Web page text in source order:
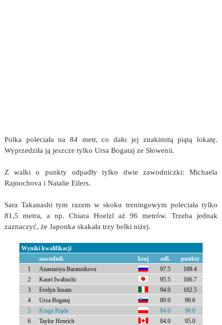
Polka poleciała na 84 metr, co dało jej znakimitą piątą lokatę.
Wyprzedziła ją jeszcze tylko Ursa Bogataj ze Słowenii.
Z walki o punkty odpadły tylko dwie zawodniczki: Michaela
Rajnochova i Natalie Eilers.
Sara Takanashi tym razem w skoku treningowym poleciała tylko
81,5 metra, a np. Chiara Hoelzl aż 96 metrów. Trzeba jednak
zaznaczyć, że Japonka skakała trzy belki niżej.
Wyniki kwalifikacji
zawodnik
kraj odl.
punkty
1
Anastasiya Barannikova 97.5
109.4
2
Kaori Iwabuchi 95.5
106.7
3
Evelyn Insam 94.0
102.5
4
Ursa Bogataj 89.0
99.6
5
Kinga Rajda 84.0
98.0
6
Taylor Henrich 84.0
95.0